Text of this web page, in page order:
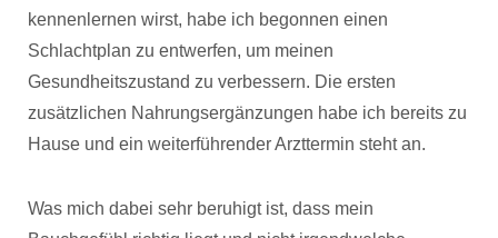
kennenlernen wirst, habe ich begonnen einen
Schlachtplan zu entwerfen, um meinen
Gesundheitszustand zu verbessern. Die ersten
zusätzlichen Nahrungsergänzungen habe ich bereits zu
Hause und ein weiterführender Arzttermin steht an.
Was mich dabei sehr beruhigt ist, dass mein